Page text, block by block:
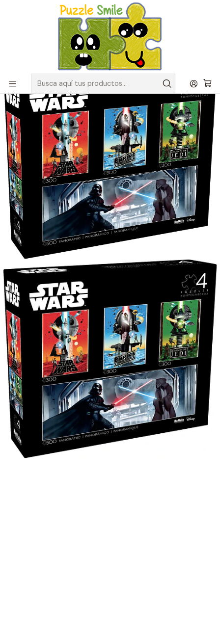
Envíos GRATIS para pedidos sobre $50.000 en Regiones de la
Catálogo de Puzzles y Rompecabezas
Puzzles de menos de 1000 Piezas
Puzzle 300 y 500 Piezas | Star Wars Multipack Trilogía (4 en 1)